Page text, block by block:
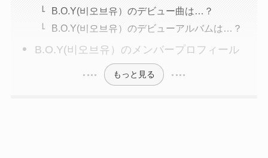
B.O.Y(비오브유）のデビュー曲は…？
B.O.Y(비오브유）のデビューアルバムは…？
B.O.Y(비오브유）のメンバープロフィール
もっと見る